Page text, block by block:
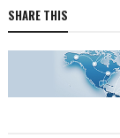
SHARE THIS